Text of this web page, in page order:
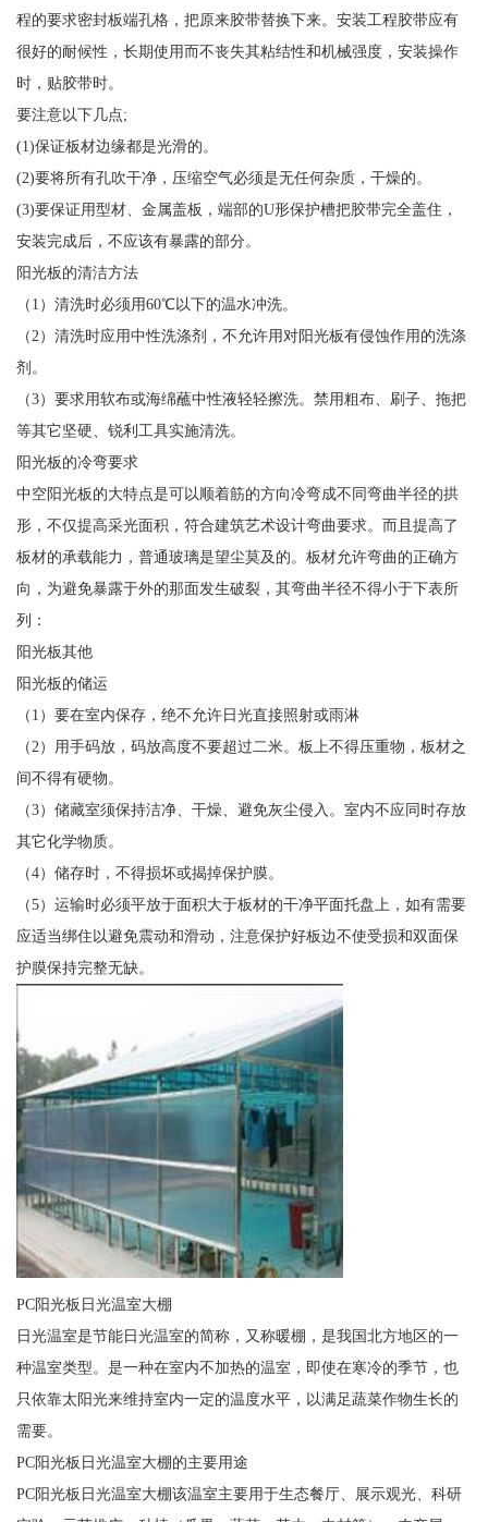
程的要求密封板端孔格，把原来胶带替换下来。安装工程胶带应有
很好的耐候性，长期使用而不丧失其粘结性和机械强度，安装操作
时，贴胶带时。
要注意以下几点;
(1)保证板材边缘都是光滑的。
(2)要将所有孔吹干净，压缩空气必须是无任何杂质，干燥的。
(3)要保证用型材、金属盖板，端部的U形保护槽把胶带完全盖住，
安装完成后，不应该有暴露的部分。
阳光板的清洁方法
（1）清洗时必须用60℃以下的温水冲洗。
（2）清洗时应用中性洗涤剂，不允许用对阳光板有侵蚀作用的洗涤
剂。
（3）要求用软布或海绵蘸中性液轻轻擦洗。禁用粗布、刷子、拖把
等其它坚硬、锐利工具实施清洗。
阳光板的冷弯要求
中空阳光板的大特点是可以顺着筋的方向冷弯成不同弯曲半径的拱
形，不仅提高采光面积，符合建筑艺术设计弯曲要求。而且提高了
板材的承载能力，普通玻璃是望尘莫及的。板材允许弯曲的正确方
向，为避免暴露于外的那面发生破裂，其弯曲半径不得小于下表所
列：
阳光板其他
阳光板的储运
（1）要在室内保存，绝不允许日光直接照射或雨淋
（2）用手码放，码放高度不要超过二米。板上不得压重物，板材之
间不得有硬物。
（3）储藏室须保持洁净、干燥、避免灰尘侵入。室内不应同时存放
其它化学物质。
（4）储存时，不得损坏或揭掉保护膜。
（5）运输时必须平放于面积大于板材的干净平面托盘上，如有需要
应适当绑住以避免震动和滑动，注意保护好板边不使受损和双面保
护膜保持完整无缺。
PC阳光板日光温室大棚
日光温室是节能日光温室的简称，又称暖棚，是我国北方地区的一
种温室类型。是一种在室内不加热的温室，即使在寒冷的季节，也
只依靠太阳光来维持室内一定的温度水平，以满足蔬菜作物生长的
需要。
PC阳光板日光温室大棚的主要用途
PC阳光板日光温室大棚该温室主要用于生态餐厅、展示观光、科研